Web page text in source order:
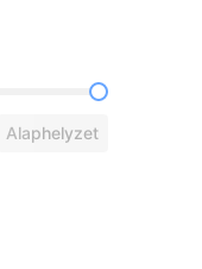
Alaphelyzet